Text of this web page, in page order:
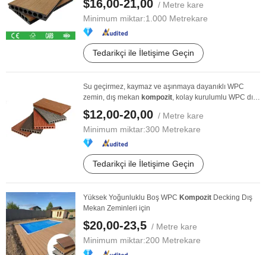
$16,00-21,00 / Metre kare
Minimum miktar:1.000 Metrekare
Tedarikçi ile İletişime Geçin
Su geçirmez, kaymaz ve aşınmaya dayanıklı WPC
zemin, dış mekan kompozit, kolay kurulumlu WPC dış
...
$12,00-20,00 / Metre kare
Minimum miktar:300 Metrekare
Tedarikçi ile İletişime Geçin
Yüksek Yoğunluklu Boş WPC Kompozit Decking Dış
Mekan Zeminleri için
$20,00-23,5 / Metre kare
Minimum miktar:200 Metrekare